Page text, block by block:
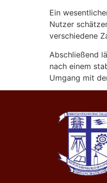
Ein
Nutzer
verschiedene
Abschließend
nach einem
Umgang mit